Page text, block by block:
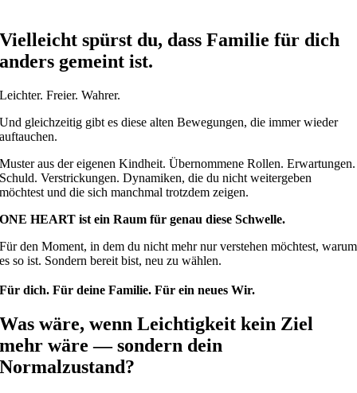
Vielleicht spürst du, dass Familie für dich
anders gemeint ist.
Leichter. Freier. Wahrer.
Und gleichzeitig gibt es diese alten Bewegungen, die immer wieder
auftauchen.
Muster aus der eigenen Kindheit. Übernommene Rollen. Erwartungen.
Schuld. Verstrickungen. Dynamiken, die du nicht weitergeben
möchtest und die sich manchmal trotzdem zeigen.
ONE HEART ist ein Raum für genau diese Schwelle.
Für den Moment, in dem du nicht mehr nur verstehen möchtest, warum
es so ist. Sondern bereit bist, neu zu wählen.
Für dich. Für deine Familie. Für ein neues Wir.
Was wäre, wenn Leichtigkeit kein Ziel
mehr wäre — sondern dein
Normalzustand?